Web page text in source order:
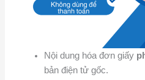
Nội dung hóa đơn giấy
bản điện tử gốc.